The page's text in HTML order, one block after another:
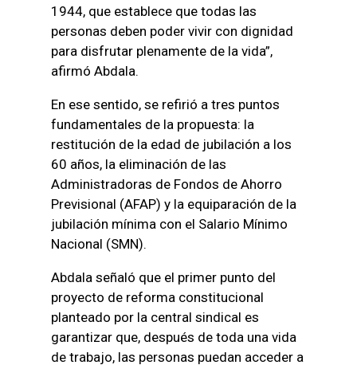
1944, que establece que todas las
personas deben poder vivir con dignidad
para disfrutar plenamente de la vida”,
afirmó Abdala.
En ese sentido, se refirió a tres puntos
fundamentales de la propuesta: la
restitución de la edad de jubilación a los
60 años, la eliminación de las
Administradoras de Fondos de Ahorro
Previsional (AFAP) y la equiparación de la
jubilación mínima con el Salario Mínimo
Nacional (SMN).
Abdala señaló que el primer punto del
proyecto de reforma constitucional
planteado por la central sindical es
garantizar que, después de toda una vida
de trabajo, las personas puedan acceder a